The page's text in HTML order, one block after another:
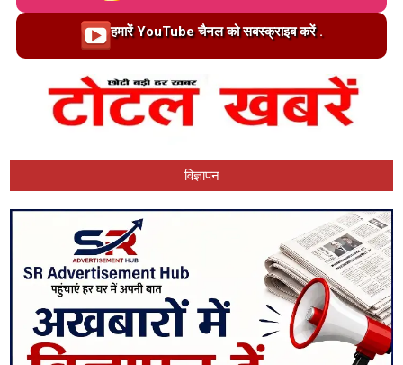
Loading…हमारें YouTube चैनल को सबस्क्राइब करें .
विज्ञापन